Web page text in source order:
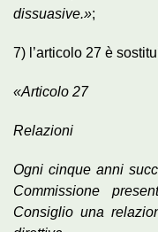
dissuasive.»;
7) l’articolo 27 è
«Articolo 27
Relazioni
Ogni cinque anni
Commissione
Consiglio una